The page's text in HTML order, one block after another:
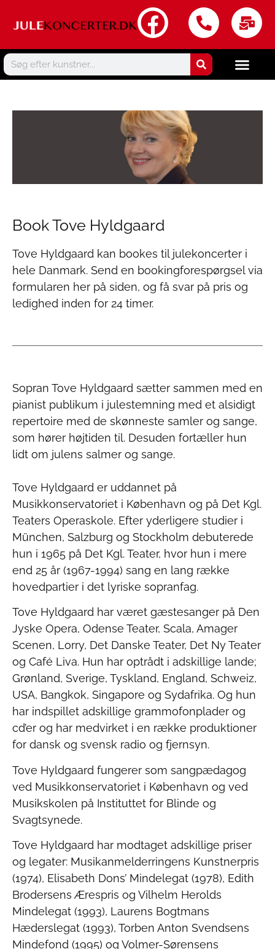
Book Tove Hyldgaard
Tove Hyldgaard kan bookes til julekoncerter i
hele Danmark. Send en bookingforespørgsel via
formularen her på siden, og få svar på pris og
ledighed inden for 24 timer.
Sopran Tove Hyldgaard sætter sammen med en
pianist publikum i julestemning med et alsidigt
repertoire med de skønneste samler og sange,
som hører højtiden til. Desuden fortæller hun
lidt om julens salmer og sange.
Tove Hyldgaard er uddannet på
Musikkonservatoriet i København og på Det Kgl.
Teaters Operaskole. Efter yderligere studier i
München, Salzburg og Stockholm debuterede
hun i 1965 på Det Kgl. Teater, hvor hun i mere
end 25 år (1967-1994) sang en lang række
hovedpartier i det lyriske sopranfag.
Tove Hyldgaard har været gæstesanger på Den
Jyske Opera, Odense Teater, Scala, Amager
Scenen, Lorry, Det Danske Teater, Det Ny Teater
og Café Liva. Hun har optrådt i adskillige lande;
Grønland, Sverige, Tyskland, England, Schweiz,
USA, Bangkok, Singapore og Sydafrika. Og hun
har indspillet adskillige grammofonplader og
cd’er og har medvirket i en række produktioner
for dansk og svensk radio og fjernsyn.
Tove Hyldgaard fungerer som sangpædagog
ved Musikkonservatoriet i København og ved
Musikskolen på Instituttet for Blinde og
Svagtsynede.
Tove Hyldgaard har modtaget adskillige priser
og legater: Musikanmelderringens Kunstnerpris
(1974), Elisabeth Dons’ Mindelegat (1978), Edith
Brodersens Ærespris og Vilhelm Herolds
Mindelegat (1993), Laurens Bogtmans
Hæderslegat (1993), Torben Anton Svendsens
Mindefond (1995) og Volmer-Sørensens